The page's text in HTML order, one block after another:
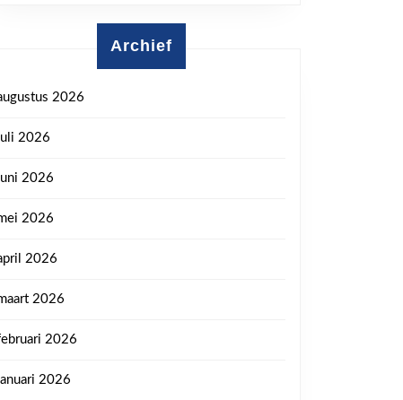
Archief
2026
2026
2026
2026
2026
2026
2026
2026